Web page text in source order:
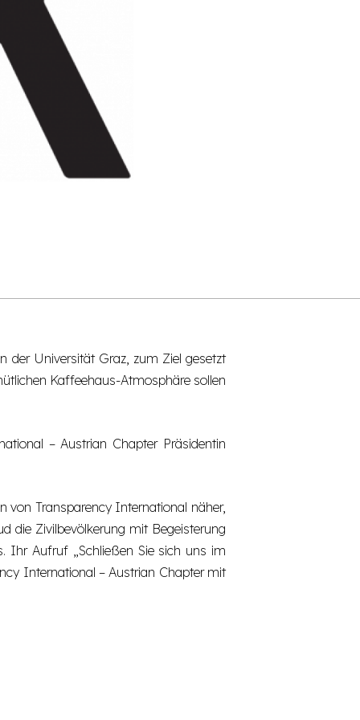
der Universität Graz, zum Ziel gesetzt
Kaffeehaus-Atmosphäre sollen
– Austrian Chapter Präsidentin
von Transparency International näher,
die Zivilbevölkerung mit Begeisterung
Ihr Aufruf „Schließen Sie sich uns im
International – Austrian Chapter mit